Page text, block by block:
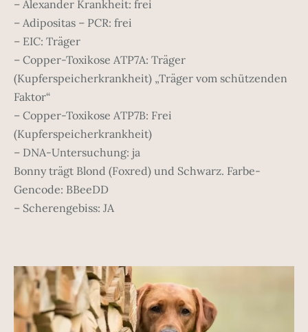
– Alexander Krankheit: frei
– Adipositas – PCR: frei
– EIC: Träger
– Copper-Toxikose ATP7A: Träger
(Kupferspeicherkrankheit) „Träger vom schützenden
Faktor“
– Copper-Toxikose ATP7B: Frei
(Kupferspeicherkrankheit)
– DNA-Untersuchung: ja
Bonny trägt Blond (Foxred) und Schwarz. Farbe-
Gencode: BBeeDD
– Scherengebiss: JA